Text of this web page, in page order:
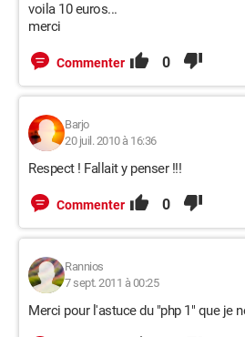
voila 10 euros...
merci
Commenter 0
Barjo
20 juil. 2010 à 16:36
Respect ! Fallait y penser !!!
Commenter 0
Rannios
7 sept. 2011 à 00:25
Merci pour l'astuce du "php 1" que je